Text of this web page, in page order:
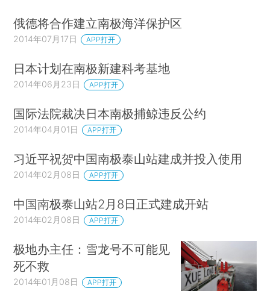
俄德将合作建立南极海洋保护区
2014年07月17日 APP打开
日本计划在南极新建科考基地
2014年06月23日 APP打开
国际法院裁决日本南极捕鲸违反公约
2014年04月01日 APP打开
习近平祝贺中国南极泰山站建成并投入使用
2014年02月08日 APP打开
中国南极泰山站2月8日正式建成开站
2014年02月08日 APP打开
极地办主任：雪龙号不可能见
死不救
2014年01月08日 APP打开